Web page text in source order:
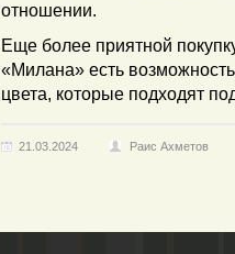
отношении.
Еще более приятной
«Милана» есть
цвета, которые подходят
21.03.2024 Раис Ахметов